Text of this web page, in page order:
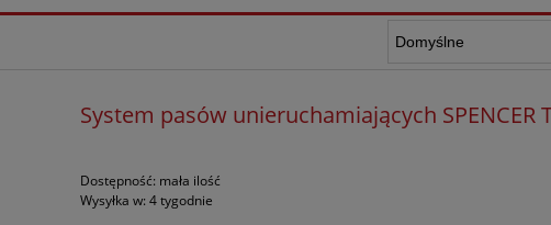
System pasów unieruchamiających SPENCER
Dostępność: mała ilość
Wysyłka w: 4 tygodnie